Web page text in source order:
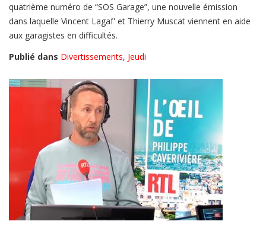
quatrième numéro de “SOS Garage”, une nouvelle émission
dans laquelle Vincent Lagaf' et Thierry Muscat viennent en aide
aux garagistes en difficultés.
Publié dans Divertissements, Jeudi